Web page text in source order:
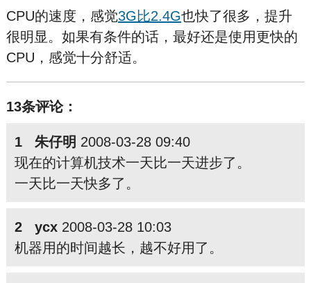
CPU的速度，感觉3G比2.4G也快了很多，提升
很明显。如果有条件的话，最好还是使用更快的
CPU，感觉十分舒适。
13条评论：
1 朱仔明 2008-03-28 09:40
现在的计算机技术一天比一天进步了。
一天比一天快多了。
2 ycx2008-03-28 10:03
机器用的时间越长，越不好用了。